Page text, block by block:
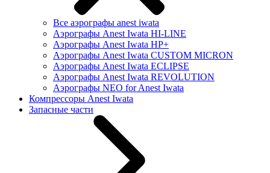
Все аэрографы anest iwata
Аэрографы Anest Iwata HI-LINE
Аэрографы Anest Iwata HP+
Аэрографы Anest Iwata CUSTOM MICRON
Аэрографы Anest Iwata ECLIPSE
Аэрографы Anest Iwata REVOLUTION
Аэрографы NEO for Anest Iwata
Компрессоры Anest Iwata
Запасные части